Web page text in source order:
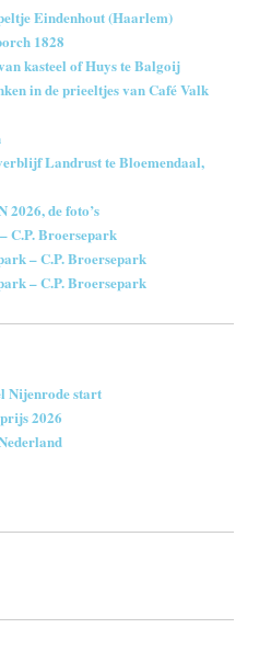
Eindenhout (Haarlem)
1828
kasteel of Huys te Balgoij
in de prieeltjes van Café Valk
Landrust te Bloemendaal,
2026, de foto’s
C.P. Broersepark
– C.P. Broersepark
– C.P. Broersepark
Nijenrode start
2026